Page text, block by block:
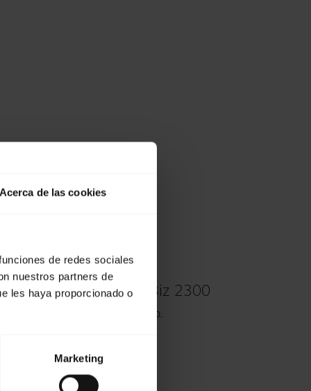
Acerca de las cookies
de redes sociales
nuestros partners de
les haya proporcionado o
Marketing
de su Jabra Biz 2300
de espuma de Jabra Biz 2300.